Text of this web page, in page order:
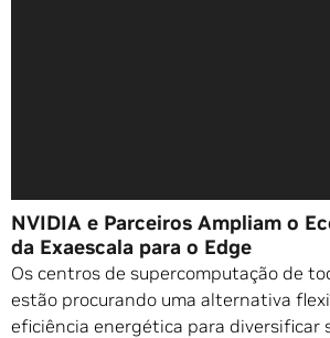
NVIDIA e Parceiros Ampliam o
da Exaescala para o Edge
Os centros de supercomputação de
estão procurando uma alternativa
eficiência energética para diversificar